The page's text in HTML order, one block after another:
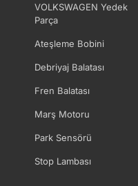
VOLKSWAGEN Yedek
Parça
Ateşleme Bobini
Debriyaj Balatası
Fren Balatası
Marş Motoru
Park Sensörü
Stop Lambası